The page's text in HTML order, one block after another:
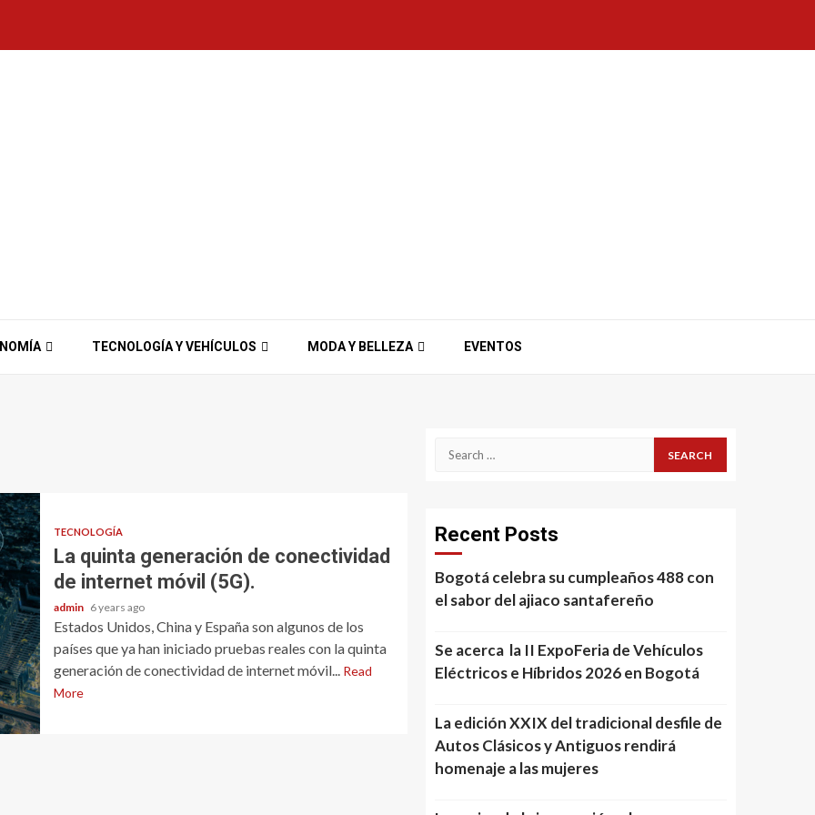
TECNOLOGÍA Y VEHÍCULOS MODA Y BELLEZA EVENTOS
TECNOLOGÍA
La quinta generación de conectividad
de internet móvil (5G).
admin 6 years ago
Estados Unidos, China y España son algunos de los
países que ya han iniciado pruebas reales con la quinta
generación de conectividad de internet móvil...
Read
More
Search
Recent Posts
Bogotá celebra su cumpleaños 488 con
el sabor del ajiaco santafereño
Se acerca la II ExpoFeria de Vehículos
Eléctricos e Híbridos 2026 en Bogotá
La edición XXIX del tradicional desfile de
Autos Clásicos y Antiguos rendirá
homenaje a las mujeres